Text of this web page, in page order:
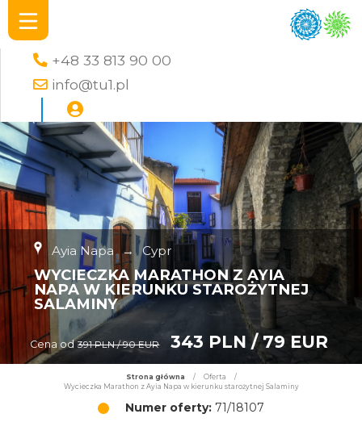
+48 33 813 90 00
info@tu1.pl
Ayia Napa → Cypr
WYCIECZKA MARATHON Z AYIA
NAPA W KIERUNKU STAROŻYTNEJ
SALAMINY
Cena od 391 PLN / 90 EUR 343 PLN / 79 EUR
Strona główna / Oferta
/
Wycieczka Marathon z Ayia Napa w kierunku starożytnej Salaminy
Numer oferty: 71/18107